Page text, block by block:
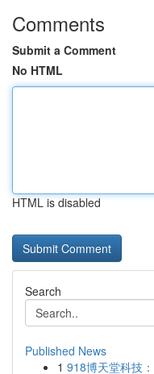
Comments
Submit a Comment
No HTML
HTML is disabled
Search
Published News
1 918博天堂科技